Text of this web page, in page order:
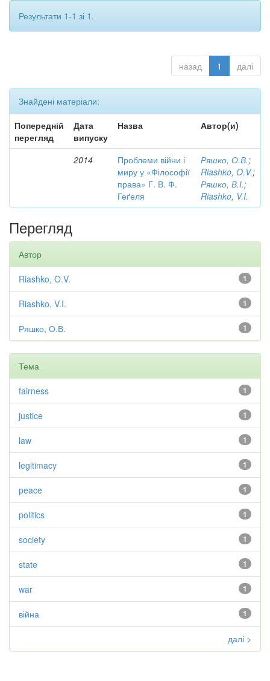
Результати 1-1 зі 1.
назад 1 далі
Знайдені матеріали:
Попередній
перегляд
Дата
випуску
Назва Автор(и)
2014
Проблеми війни і
миру у «Філософії
права» Г. В. Ф.
Геґеля
Ряшко, О.В.;
Riashko, O.V.;
Ряшко, В.І.;
Riashko, V.I.
Перегляд
Автор
1
Riashko, O.V.
1
Riashko, V.I.
1
Ряшко, О.В.
Тема
1
fairness
1
justice
1
law
1
legitimacy
1
peace
1
politics
1
society
1
state
1
war
1
війна
далі >